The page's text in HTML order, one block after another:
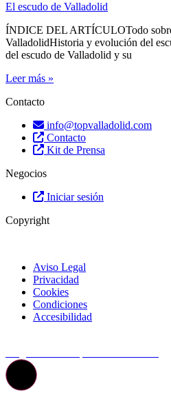
El escudo de Valladolid
ÍNDICE DEL ARTÍCULOTodo
ValladolidHistoria y evolución del
del escudo de Valladolid y su
Leer más »
Contacto
info@topvalladolid.com
Contacto
Kit de Prensa
Negocios
Iniciar sesión
Copyright
Aviso Legal
Privacidad
Cookies
Condiciones
Accesibilidad